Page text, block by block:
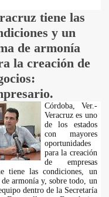
tiene las
y un
de armonía
la creación de
Córdoba, Ver.-
Veracruz es uno
de los estados
con mayores
oportunidades
para la creación
de empresas
tiene las condiciones, un
armonía y, sobre todo, un
dentro de la Secretaría